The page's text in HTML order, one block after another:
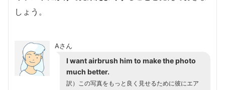
しょう。
Aさん
I want airbrush him to make the photo
much better.
訳）この写真をもっと良く見せるために彼にエア